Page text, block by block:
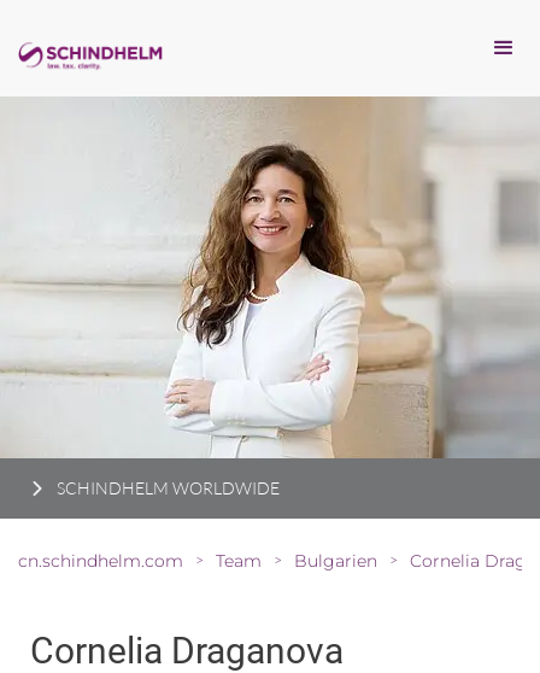
SCHINDHELM WORLDWIDE
cn.schindhelm.com > Team > Bulgarien > Cornelia
Cornelia Draganova